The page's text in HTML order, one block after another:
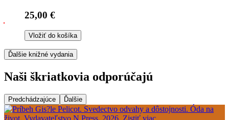
25,00 €
Vložiť do košíka
Ďalšie knižné vydania
Naši škriatkovia odporúčajú
Predchádzajúce Ďalšie